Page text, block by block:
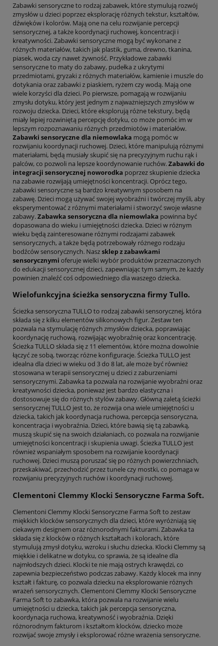
Zabawki sensoryczne to rodzaj zabawek, które stymulują rozwój
zmysłów u dzieci poprzez eksplorację różnych tekstur, kształtów,
dźwięków i kolorów. Mają one na celu rozwijanie percepcji
sensorycznej, a także koordynacji ruchowej, koncentracji i
kreatywności. Zabawki sensoryczne mogą być wykonane z
różnych materiałów, takich jak plastik, guma, drewno, tkanina,
piasek, woda czy nawet żywność. Przykładowe zabawki
sensoryczne to maty do zabawy, pudełka z ukrytymi
przedmiotami, gryzaki z różnych materiałów, kamienie i muszle do
dotykania oraz zabawki z piaskiem, ryżem czy wodą. Mają one
wiele korzyści dla dzieci. Po pierwsze, pomagają w rozwijaniu
zmysłu dotyku, który jest jednym z najważniejszych zmysłów w
rozwoju dziecka. Dzieci, które eksplorują różne tekstury, będą
miały lepiej rozwiniętą percepcję dotyku, co może pomóc im w
lepszym rozpoznawaniu różnych przedmiotów i materiałów.
Zabawki sensoryczne dla niemowlaka mogą pomóc w
rozwijaniu koordynacji ruchowej. Dzieci, które manipulują różnymi
materiałami, będą musiały skupić się na precyzyjnym ruchu rąk i
palców, co pozwoli na lepsze koordynowanie ruchów.Zabawki do
integracji sensorycznej noworodka poprzez skupienie dziecka
na zabawie rozwijają umiejętności koncentracji. Oprócz tego,
zabawki sensoryczne są bardzo kreatywnym sposobem na
zabawę. Dzieci mogą używać swojej wyobraźni i twórczej myśli, aby
eksperymentować z różnymi materiałami i stworzyć swoje własne
zabawy.Zabawka sensoryczna dla niemowlaka powinna być
dopasowana do wieku i umiejętności dziecka. Dzieci w różnym
wieku będą zainteresowane różnymi rodzajami zabawek
sensorycznych, a także będą potrzebowały różnego rodzaju
bodźców sensorycznych. Naszsklep z zabawkami
sensorycznymi oferuje wielki wybór produktów przeznaczonych
do edukacji sensorycznej dzieci, zapewniając tym samym, że każdy
powinien znaleźć coś odpowiedniego dla waszego dziecka.
Wielofunkcyjna ścieżka sensoryczna firmy Tullo.
Ścieżka sensoryczna TULLO to rodzaj zabawki sensorycznej, która
składa się z kilku elementów silikonowych figur. Zestaw ten
pozwala na stymulację różnych zmysłów dziecka, poprawiając
koordynację ruchową, rozwijając wyobraźnię oraz koncentrację.
Ścieżka TULLO składa się z 11 elementów, które można dowolnie
łączyć ze sobą, tworząc różne konfiguracje. Ścieżka TULLO jest
idealna dla dzieci w wieku od 3 do 8 lat, ale może być również
stosowana w terapii sensorycznej u dzieci z zaburzeniami
sensorycznymi. Zabawka ta pozwala na rozwijanie wyobraźni oraz
kreatywności dziecka, ponieważ jest bardzo elastyczna i
dostosowuje się do różnych stylów zabawy. Główną zaletą ścieżki
sensorycznej TULLO jest to, że rozwija ona wiele umiejętności u
dziecka, takich jak koordynacja ruchowa, percepcja sensoryczna,
koncentracja i wyobraźnia. Dzieci, które bawią się tą zabawką,
muszą skupić się na swoich działaniach, co pozwala na rozwijanie
umiejętności koncentracji i skupienia uwagi. Ścieżka TULLO jest
również wspaniałym sposobem na rozwijanie koordynacji
ruchowej. Dzieci muszą poruszać się po różnych powierzchniach,
przeskakiwać, przechodzić przez tunele czy mostki, co pomaga w
rozwijaniu precyzyjnych ruchów i koordynacji ruchowej.
Clementoni Clemmy Klocki Sensoryczne Farma Soft.
Clementoni Clemmy Klocki Sensoryczne Farma Soft to zestaw
miękkich klocków sensorycznych dla dzieci, które wyróżniają się
ciekawym designem oraz różnorodnymi fakturami. Zabawka ta
składa się z klocków o różnych kształtach i kolorach, które
stymulują zmysł dotyku, wzroku i słuchu dziecka. Klocki Clemmy są
miękkie i delikatne w dotyku, co sprawia, że są idealne dla
najmłodszych dzieci. Klocki te nie mają ostrych krawędzi, co
zapewnia bezpieczeństwo podczas zabawy. Każdy klocek ma inny
kształt i fakturę, co pozwala dziecku na eksplorowanie różnych
wrażeń sensorycznych. Clementoni Clemmy Klocki Sensoryczne
Farma Soft to zabawka, która pozwala na rozwijanie wielu
umiejętności u dziecka, takich jak percepcja sensoryczna,
koordynacja ruchowa, kreatywność i wyobraźnia. Dzięki
różnorodnym fakturom i kształtom klocków, dziecko może
rozwijać swoje zmysły i eksplorować różne wrażenia sensoryczne.